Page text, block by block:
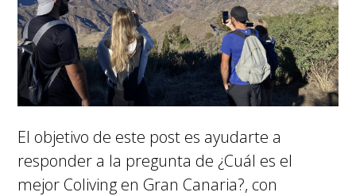
El objetivo de este post es ayudarte a
responder a la pregunta de ¿Cuál es el
mejor Coliving en Gran Canaria?, con